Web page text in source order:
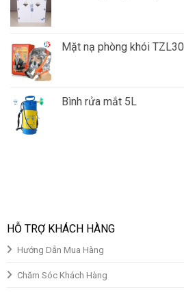
Mặt nạ phòng khói TZL30
₫150,000.00.
là:
Bình rửa mắt 5L
HỖ TRỢ KHÁCH HÀNG
Hướng Dẫn Mua Hàng
Chăm Sóc Khách Hàng